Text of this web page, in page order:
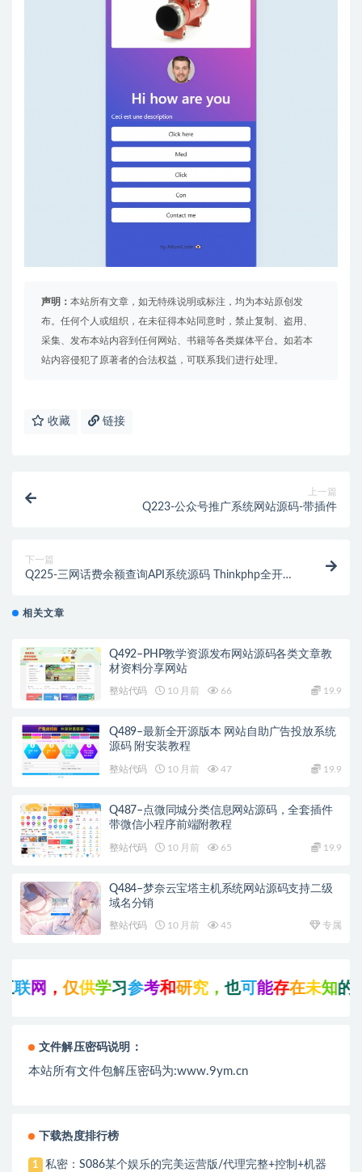
声明： 本站所有文章，如无特殊说明或标注，均为本站原创发
布。任何个人或组织，在未征得本站同意时，禁止复制、盗用、
采集、发布本站内容到任何网站、书籍等各类媒体平台。如若本
站内容侵犯了原著者的合法权益，可联系我们进行处理。
收藏 链接
上一篇
Q223-公众号推广系统网站源码-带插件
下一篇
Q225-三网话费余额查询API系统源码 Thinkphp全开源
相关文章
Q492–PHP教学资源发布网站源码各类文章教
材资料分享网站
整站代码 10 月前 66 19.9
Q489–最新全开源版本 网站自助广告投放系统
源码 附安装教程
整站代码 10 月前 47 19.9
Q487–点微同城分类信息网站源码，全套插件
带微信小程序前端附教程
整站代码 10 月前 65 19.9
Q484–梦奈云宝塔主机系统网站源码支持二级
域名分销
整站代码 10 月前 45 专属
网，仅 供学习参考和研究，也 可能存在未知的B UG
文件解压密码说明：
本站所有文件包解压密码为:www.9ym.cn
下载热度排行榜
1
私密：S086某个娱乐的完美运营版/代理完整+控制+机器